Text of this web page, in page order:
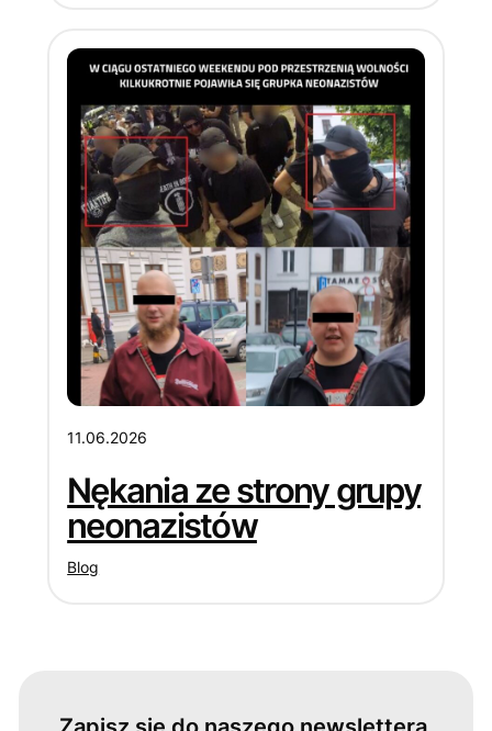
11.06.2026
Nękania ze strony grupy
neonazistów
Blog